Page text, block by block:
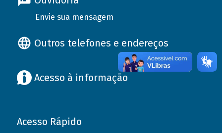
Envie sua mensagem
Outros telefones e endereços
Acesso à informação
Acesso Rápido